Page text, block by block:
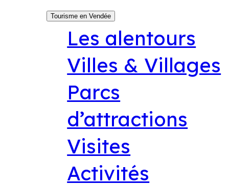
Tourisme en Vendée
Les alentours
Villes & Villages
Parcs
d’attractions
Visites
Activités